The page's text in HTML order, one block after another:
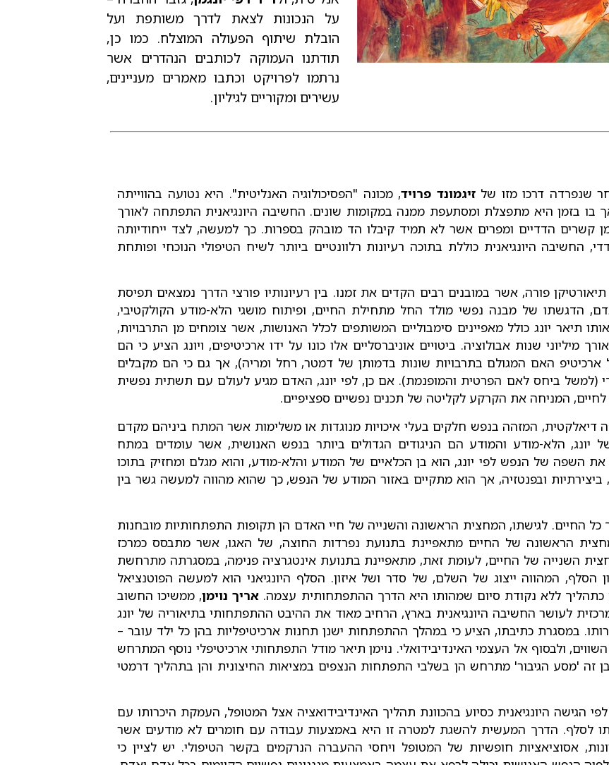
על הנכונות לצאת לדרך משותפת ועל
הובלת שיתוף הפעולה המוצלח. כמו כן,
תודתנו העמוקה לכותבים הנהדרים אשר
נרתמו לפרויקט וכתבו מאמרים מעניינים,
עשירים ומקוריים לגיליון.
שנפרדה דרכו מזו שלזיגמונד פרויד, מכונה "הפסיכולוגיה האנליטית". היא נטועה בהווייתה
בו בזמן היא מתפצלת ומסתעפת ממנה במקומות שונים. החשיבה היונגיאנית התפתחה לאורך
קשרים הדדיים ומפרים אשר לא תמיד קיבלו הד מובהק בספרות. כך למעשה, לצד ייחודיותה
היונגיאנית כוללת בתוכה רעיונות רלוונטיים ביותר לשיח הטיפולי הנוכחי ופותחת
תיאורטיקן פורה, אשר במובנים רבים הקדים את זמנו. בין רעיונותיו פורצי הדרך נמצאים תפיסת
הדגשתו של מבנה נפשי מולד החל מתחילת החיים, ופיתוח מושגי הלא-מודע הקולקטיבי,
תיאר יונג כולל מאפיינים סימבוליים המשותפים לכלל האנושות, אשר צומחים מן התרבויות,
מיליוני שנות אבולוציה. ביטויים אוניברסליים אלו כונו על ידו ארכיטיפים, ויונג הציע כי הם
האם המגולם בתרבויות שונות בדמותן של דמטר, רחל ומריה), אך גם כי הם מקבלים
(למשל ביחס לאם הפרטית והמופנמת). אם כן, לפי יונג, האדם מגיע לעולם עם תשתית נפשית
המניחה את הקרקע לקליטה של תכנים נפשיים ספציפיים.
דיאלקטית, המזהה בנפש חלקים בעלי איכויות מנוגדות או משלימות אשר המתח ביניהם מקדם
הלא-מודע והמודע הם הניגודים הגדולים ביותר בנפש האנושית, אשר עומדים במתח
את השפה של הנפש לפי יונג, הוא בן הכלאיים של המודע והלא-מודע, והוא מגלם ומחזיק בתוכו
ביצירתיות ובפנטזיה, אך הוא מתקיים באזור המודע של הנפש, כך שהוא מהווה למעשה גשר בין
החיים. לגישתו, המחצית הראשונה והשנייה של חיי האדם הן תקופות התפתחותיות מובחנות
הראשונה של החיים מתאפיינת בתנועת נפרדות החוצה, של האגו, אשר מתבסס כמרכז
השנייה של החיים, לעומת זאת, מתאפיינת בתנועת אינטגרציה פנימה, במסגרתה מתרחשת
הסלף, המהווה ייצוג של השלם, של סדר ושל איזון. הסלף היונגיאני הוא למעשה הפוטנציאל
ללא נקודת סיום שמהותו היא הדרך ההתפתחותית עצמה. אריך נוימן, ממשיכו החשוב
בשנות ה-30 ומהווה סיבה מרכזית לעושר החשיבה היונגיאנית בארץ, הרחיב מאוד את ההיבט ההתפתחותי בתיאוריה של יונג
במסגרת כתיבתו, הציע כי במהלך ההתפתחות ישנן תחנות ארכיטיפליות בהן כל ילד עובר –
ולבסוף אל העצמי האינדיבידואלי. נוימן תיאר מודל התפתחותי ארכיטיפלי נוסף המתרחש
זה 'מסע הגיבור' מתרחש הן בשלבי התפתחות הנצפים במציאות החיצונית והן בתהליך דרמטי
הגישה היונגיאנית כסיוע בהכוונת תהליך האינדיבידואציה אצל המטופל, העמקת היכרותו עם
לסלף. הדרך המעשית להשגת למטרה זו היא באמצעות עבודה עם חומרים לא מודעים אשר
אסוציאציות חופשיות של המטופל ויחסי ההעברה הנרקמים בקשר הטיפולי. יש לציין כי